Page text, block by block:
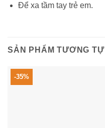
Để xa tầm tay trẻ em.
SẢN PHẨM TƯƠNG TỰ
-35%